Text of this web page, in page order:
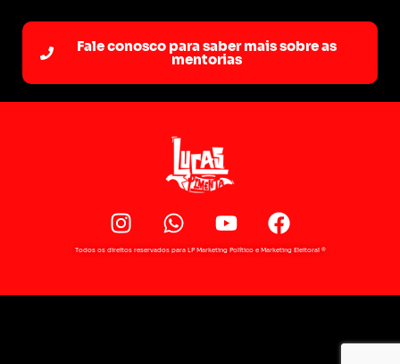
Fale conosco para saber mais sobre as
mentorias
Todos os direitos reservados para LP Marketing Político e Marketing Eleitoral ®